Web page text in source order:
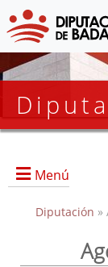
Menú
Presidencia
Diputación »